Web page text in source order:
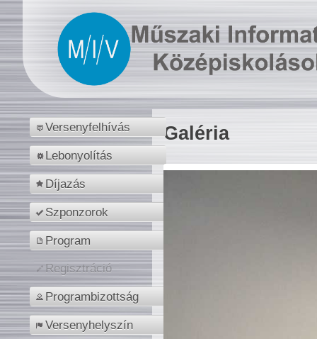
Versenyfelhívás
Lebonyolítás
Díjazás
Szponzorok
Program
Regisztráció
Programbizottság
Versenyhelyszín
Galéria